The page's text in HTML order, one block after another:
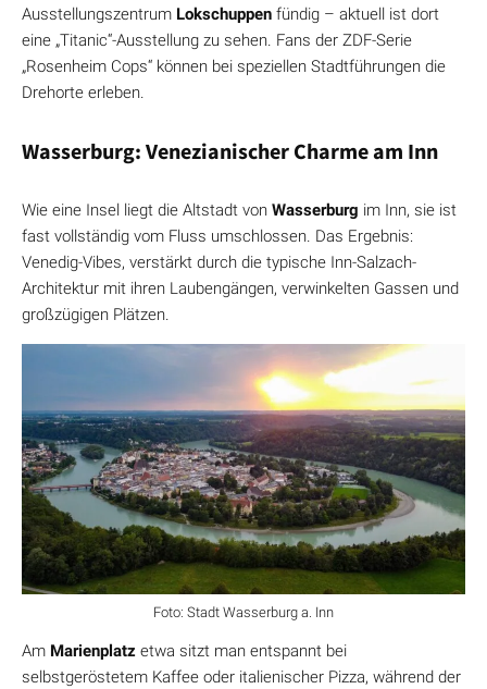
Ausstellungszentrum Lokschuppen fündig – aktuell ist dort
eine „Titanic“-Ausstellung zu sehen. Fans der ZDF-Serie
„Rosenheim Cops“ können bei speziellen Stadtführungen die
Drehorte erleben.
Wasserburg: Venezianischer Charme am Inn
Wie eine Insel liegt die Altstadt von Wasserburg im Inn, sie ist
fast vollständig vom Fluss umschlossen. Das Ergebnis:
Venedig-Vibes, verstärkt durch die typische Inn-Salzach-
Architektur mit ihren Laubengängen, verwinkelten Gassen und
großzügigen Plätzen.
Foto: Stadt Wasserburg a. Inn
Am Marienplatz etwa sitzt man entspannt bei
selbstgeröstetem Kaffee oder italienischer Pizza, während der